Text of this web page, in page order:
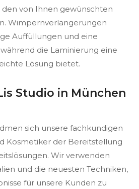
von Ihnen gewünschten
Wimpernverlängerungen
Auffüllungen und eine
die Laminierung eine
Lösung bietet.
Studio in München
sich unsere fachkundigen
Kosmetiker der Bereitstellung
Wir verwenden
und die neuesten Techniken,
für unsere Kunden zu